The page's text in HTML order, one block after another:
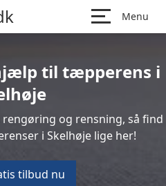
Menu
til tæpperens i
og rensning, så find
i Skelhøje lige her!
tilbud nu